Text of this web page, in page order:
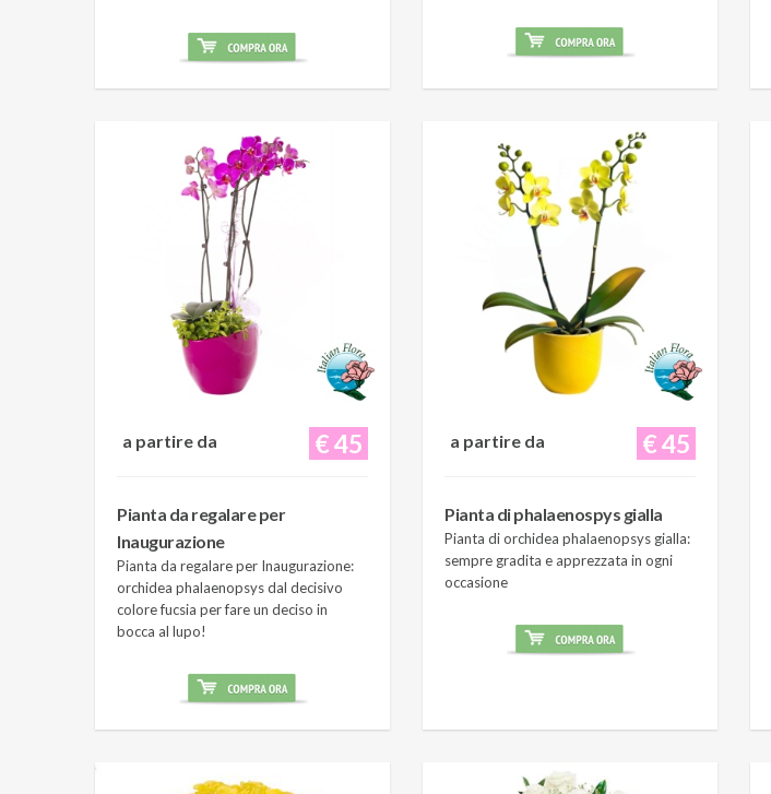
€ 45
a partire da
Pianta da regalare per
Inaugurazione
Pianta da regalare per Inaugurazione:
orchidea phalaenopsys dal decisivo
colore fucsia per fare un deciso in
bocca al lupo!
€ 45
a partire da
Pianta di phalaenospys gialla
Pianta di orchidea phalaenopsys gialla:
sempre gradita e apprezzata in ogni
occasione